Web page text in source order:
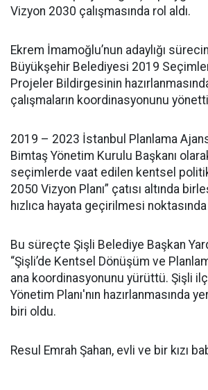
Vizyon 2030 çalışmasında rol aldı.
Ekrem İmamoğlu’nun adaylığı
Büyükşehir Belediyesi 2019
Projeler Bildirgesinin
çalışmaların koordinasyonunu
2019 – 2023 İstanbul Planlama
Bimtaş Yönetim Kurulu Başkanı
seçimlerde vaat edilen kentsel
2050 Vizyon Planı” çatısı altında
hızlıca hayata geçirilmesi
Bu süreçte Şişli Belediye Başkan
“Şişli’de Kentsel Dönüşüm ve
ana koordinasyonunu yürüttü. Şişli
Yönetim Planı'nın hazırlanmasında
biri oldu.
Resul Emrah Şahan, evli ve bir kızı